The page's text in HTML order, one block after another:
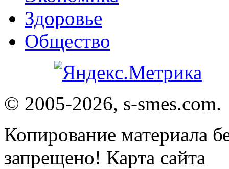
Здоровье
Общество
© 2005-2026, s-smes.com.
Копирование материала
запрещено! Карта сайта